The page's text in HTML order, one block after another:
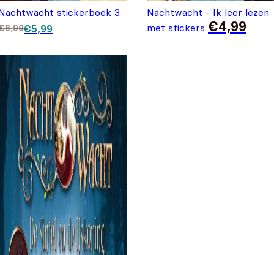
stickerboek 3
8,99 prijs was: €8,99.
€5,99prijs is: €5,99.
Nachtwacht - Ik leer lezen
met stickers €4,99